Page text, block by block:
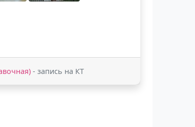
- запись на КТ